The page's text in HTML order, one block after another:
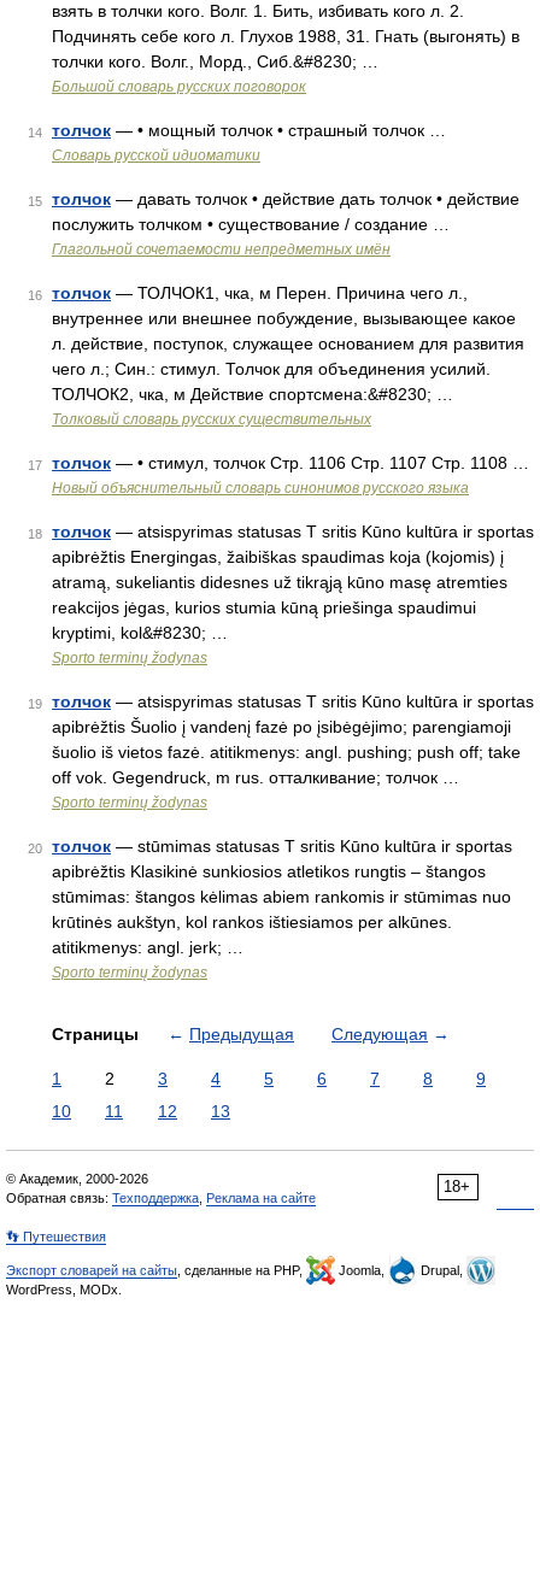
взять в толчки кого. Волг. 1. Бить, избивать кого л. 2.
Подчинять себе кого л. Глухов 1988, 31. Гнать (выгонять) в
толчки кого. Волг., Морд., Сиб.&#8230; …
Большой словарь русских поговорок
14 толчок — • мощный толчок • страшный толчок …
Словарь русской идиоматики
15 толчок — давать толчок • действие дать толчок • действие
послужить толчком • существование / создание …
Глагольной сочетаемости непредметных имён
16 толчок — ТОЛЧОК1, чка, м Перен. Причина чего л.,
внутреннее или внешнее побуждение, вызывающее какое
л. действие, поступок, служащее основанием для развития
чего л.; Син.: стимул. Толчок для объединения усилий.
ТОЛЧОК2, чка, м Действие спортсмена:&#8230; …
Толковый словарь русских существительных
17 толчок — • стимул, толчок Стр. 1106 Стр. 1107 Стр. 1108 …
Новый объяснительный словарь синонимов русского языка
18 толчок — atsispyrimas statusas T sritis Kūno kultūra ir sportas
apibrėžtis Energingas, žaibiškas spaudimas koja (kojomis) į
atramą, sukeliantis didesnes už tikrąją kūno masę atremties
reakcijos jėgas, kurios stumia kūną priešinga spaudimui
kryptimi, kol&#8230; …
Sporto terminų žodynas
19 толчок — atsispyrimas statusas T sritis Kūno kultūra ir sportas
apibrėžtis Šuolio į vandenį fazė po įsibėgėjimo; parengiamoji
šuolio iš vietos fazė. atitikmenys: angl. pushing; push off; take
off vok. Gegendruck, m rus. отталкивание; толчок …
Sporto terminų žodynas
20 толчок — stūmimas statusas T sritis Kūno kultūra ir sportas
apibrėžtis Klasikinė sunkiosios atletikos rungtis – štangos
stūmimas: štangos kėlimas abiem rankomis ir stūmimas nuo
krūtinės aukštyn, kol rankos ištiesiamos per alkūnes.
atitikmenys: angl. jerk; …
Sporto terminų žodynas
Страницы ← Предыдущая Следующая →
1 2 3 4 5 6 7 8
9
10
11 12 13
18+
© Академик, 2000-2026
Обратная связь: Техподдержка Реклама на сайте
👣 Путешествия
Экспорт словарей на сайты , сделанные на PHP, Joomla,
Drupal,
WordPress, MODx.